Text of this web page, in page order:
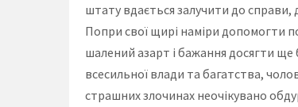
штату вдається залучити до справи,
Попри свої щирі наміри допомогти
шалений азарт і бажання досягти ще
всесильної влади та багатства,
страшних злочинах неочікувано